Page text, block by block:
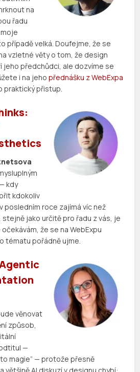
na
řadu
případě velká. Doufejme, že se
vzletné věty o tom, že design
jeho předchůdci, ale dozvíme se
i na jehopřednášku z WebExpa
praktický přistup.
kdy
kdokoliv
posledním roce zajímá víc než
stejně jako určitě pro řadu z vás, je
že se na WebExpu
tématu pořádně ujme.
věnovat
způsob,
—
magie” — protože přesně